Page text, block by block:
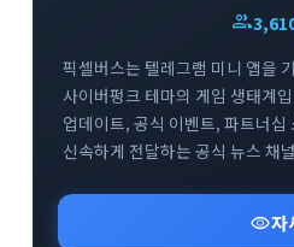
group
픽셀버스는 텔레그램 미니 앱을
사이버펑크 테마의 게임 생태계
업데이트, 공식 이벤트, 파트너
신속하게 전달하는 공식 뉴스 채
통해 프로젝트의 성장 과정을 실
블록체인 기반의 플레이 투 언
visibility자